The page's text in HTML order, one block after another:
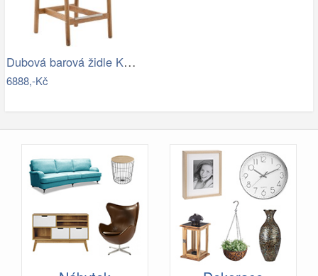
Dubová barová židle Kave Home Yalia s…
6888,-Kč